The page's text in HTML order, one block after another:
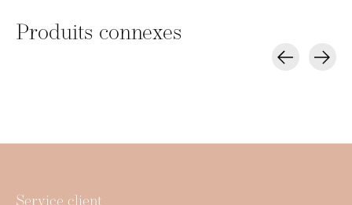
Produits connexes